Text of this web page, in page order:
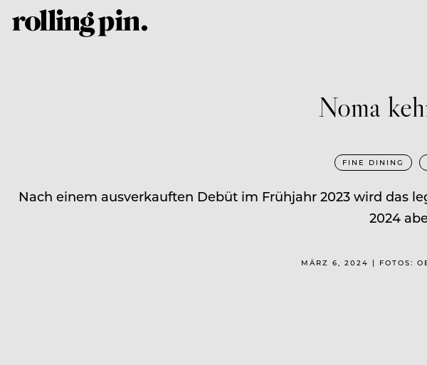
Noma
FINE DINING
Nach einem ausverkauften Debüt im Frühjahr 2023 wird das
2024
MÄRZ 6, 2024 | FOTOS: